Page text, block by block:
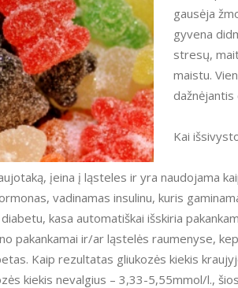
gausėja
gyvena
stresų,
maistu.
dažnėjantis
Kai
įeina į ląsteles ir yra naudojama
vadinamas insulinu, kuris
kasa automatiškai išskiria
pakankamai ir/ar ląstelės raumenyse,
Kaip rezultatas gliukozės kiekis
kiekis nevalgius – 3,33-5,55mmol/l.,